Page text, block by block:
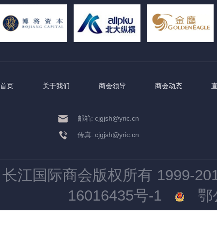
首页 关于我们 商会领导 商会动态
邮箱: cjgjsh@yric.cn
传真: cjgjsh@yric.cn
长江国际商会版权所有 1999-
16016435号-1
鄂